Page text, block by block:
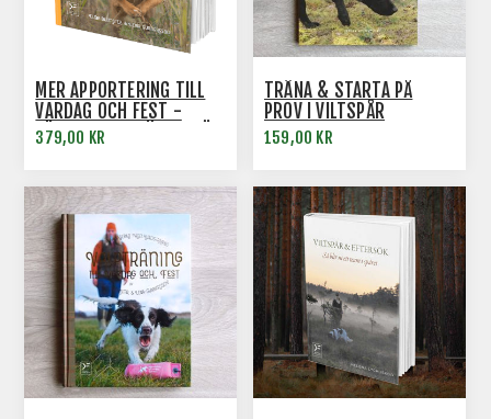
MER APPORTERING TILL
VARDAG OCH FEST -
FÖRDJUPAD TRÄNING FÖR
JAKT OCH PROV
379,00 KR
TRÄNA & STARTA PÅ
PROV I VILTSPÅR
159,00 KR